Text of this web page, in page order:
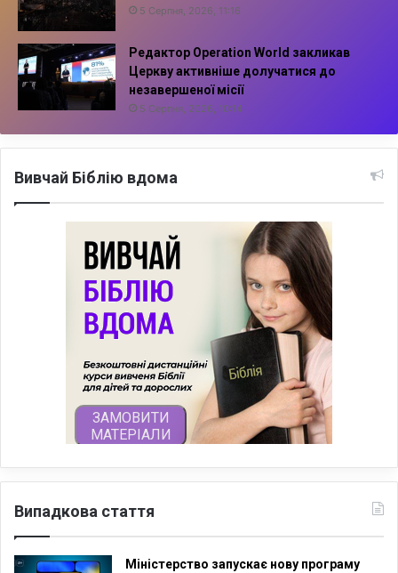
5 Серпня, 2026, 11:16
Редактор Operation World закликав
Церкву активніше долучатися до
незавершеної місії
5 Серпня, 2026, 10:14
Вивчай Біблію вдома
Випадкова стаття
Міністерство запускає нову програму